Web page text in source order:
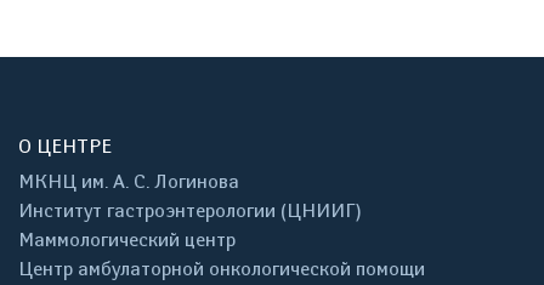
О ЦЕНТРЕ
МКНЦ им. А. С. Логинова
Институт гастроэнтерологии (ЦНИИГ)
Маммологический центр
Центр амбулаторной онкологической помощи